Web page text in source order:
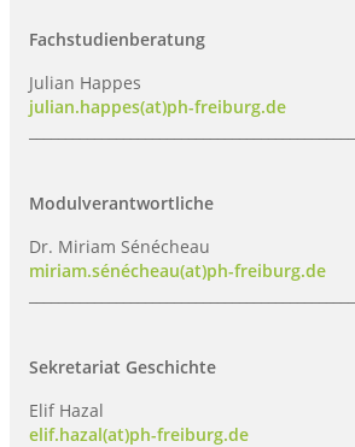
Fachstudienberatung
Julian Happes
julian.happes(at)ph-freiburg.de
Modulverantwortliche
Dr. Miriam Sénécheau
miriam.sénécheau(at)ph-freiburg.de
Sekretariat Geschichte
Elif Hazal
elif.hazal(at)ph-freiburg.de